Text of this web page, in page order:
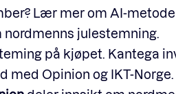
Lær mer om AI-
julestemning.
på kjøpet. Kantega
Opinion og IKT-Norge.